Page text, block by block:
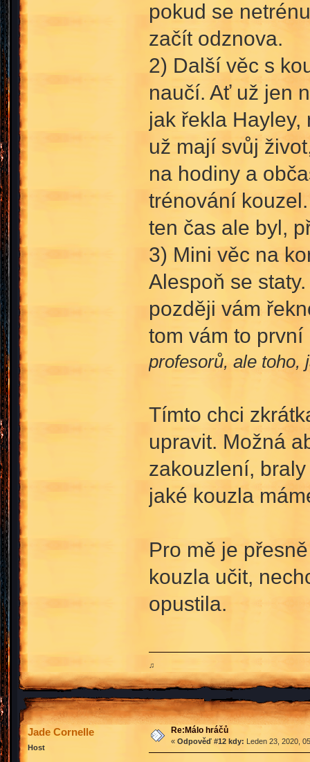
pokud se
začít odznova.
2) Další věc s
naučí. Ať už jen
jak řekla
už mají svůj
na hodiny a
trénování
ten čas ale byl,
3) Mini věc na
Alespoň se
později vám
tom vám to
profesorů, ale toho,
Tímto chci
upravit. Možná
zakouzlení,
jaké kouzla
Pro mě je
kouzla učit,
opustila.
♫
Jade Cornelle
Host
Re:Málo hráčů
« Odpověď #12 kdy: Leden 23, 2020,